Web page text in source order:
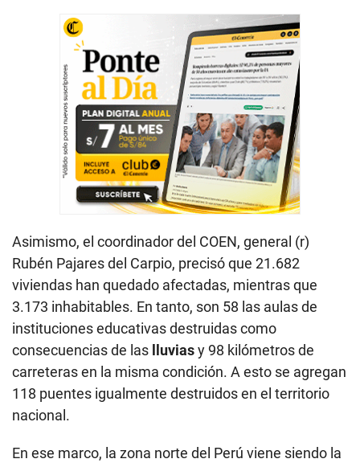
Asimismo, el coordinador del COEN, general (r)
Rubén Pajares del Carpio, precisó que 21.682
viviendas han quedado afectadas, mientras que
3.173 inhabitables. En tanto, son 58 las aulas de
instituciones educativas destruidas como
consecuencias de las
lluviasy 98 kilómetros de
carreteras en la misma condición. A esto se agregan
118 puentes igualmente destruidos en el territorio
nacional.
En ese marco, la zona norte del Perú viene siendo la